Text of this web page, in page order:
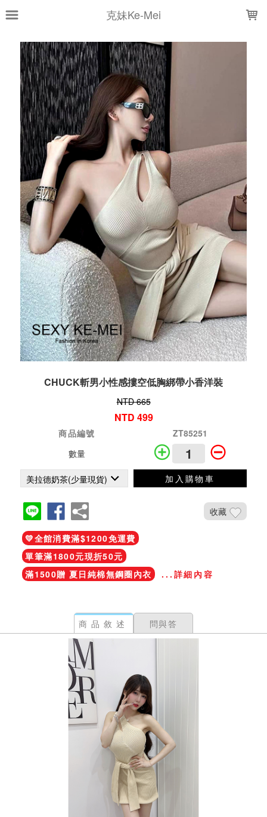
克妹Ke-Mei
CHUCK斬男小性感摟空低胸綁帶小香洋裝
NTD 665
NTD 499
商品編號
ZT85251
數量
加入購物車
收藏
💛全館消費滿$1200免運費
單筆滿1800元現折50元
滿1500贈 夏日純棉無鋼圈內衣
...詳細內容
商品敘述 問與答